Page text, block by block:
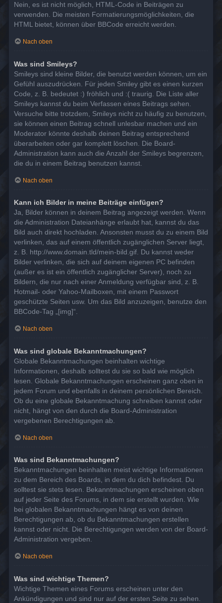
Nein, es ist nicht möglich, HTML-Code in Beiträgen zu
verwenden. Die meisten Formatierungsmöglichkeiten, die
HTML bietet, können über BBCode erreicht werden.
Nach oben
Was sind Smileys?
Smileys sind kleine Bilder, die benutzt werden können, um ein
Gefühl auszudrücken. Für jeden Smiley gibt es einen kurzen
Code, z. B. bedeutet :) fröhlich und :( traurig. Die Liste aller
Smileys kannst du beim Verfassen eines Beitrags sehen.
Versuche bitte trotzdem, Smileys nicht zu häufig zu benutzen,
sie können einen Beitrag schnell unlesbar machen und ein
Moderator könnte deshalb deinen Beitrag entsprechend
überarbeiten oder gar komplett löschen. Die Board-
Administration kann auch die Anzahl der Smileys begrenzen,
die du in einem Beitrag benutzen kannst.
Nach oben
Kann ich Bilder in meine Beiträge einfügen?
Ja, Bilder können in deinem Beitrag angezeigt werden. Wenn
die Administration Dateianhänge erlaubt hat, kannst du das
Bild auch direkt hochladen. Ansonsten musst du zu einem Bild
verlinken, das auf einem öffentlich zugänglichen Server liegt,
z. B. http://www.domain.tld/mein-bild.gif. Du kannst weder
Bilder verlinken, die sich auf deinem eigenen PC befinden
(außer es ist ein öffentlich zugänglicher Server), noch zu
Bildern, die nur nach einer Anmeldung verfügbar sind, z. B.
Hotmail- oder Yahoo-Mailboxen, mit einem Passwort
geschützte Seiten usw. Um das Bild anzuzeigen, benutze den
BBCode-Tag „[img]“.
Nach oben
Was sind globale Bekanntmachungen?
Globale Bekanntmachungen beinhalten wichtige
Informationen, deshalb solltest du sie so bald wie möglich
lesen. Globale Bekanntmachungen erscheinen ganz oben in
jedem Forum und ebenfalls in deinem persönlichen Bereich.
Ob du eine globale Bekanntmachung schreiben kannst oder
nicht, hängt von den durch die Board-Administration
vergebenen Berechtigungen ab.
Nach oben
Was sind Bekanntmachungen?
Bekanntmachungen beinhalten meist wichtige Informationen
zu dem Bereich des Boards, in dem du dich befindest. Du
solltest sie stets lesen. Bekanntmachungen erscheinen oben
auf jeder Seite des Forums, in dem sie erstellt wurden. Wie
bei globalen Bekanntmachungen hängt es von deinen
Berechtigungen ab, ob du Bekanntmachungen erstellen
kannst oder nicht. Die Berechtigungen werden von der Board-
Administration vergeben.
Nach oben
Was sind wichtige Themen?
Wichtige Themen eines Forums erscheinen unter den
Ankündigungen und sind nur auf der ersten Seite zu sehen.